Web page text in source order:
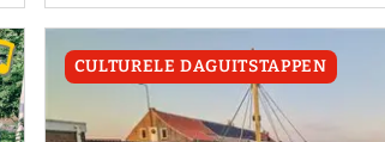
CULTURELE DAGUITSTAPPEN